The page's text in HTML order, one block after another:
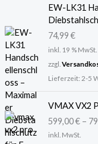
EW-LK31
74,99€
inkl. 19 % MwSt.
zzgl.
Lieferzeit: 2-5
VMAX VX2
599,00€–
inkl. MwSt.